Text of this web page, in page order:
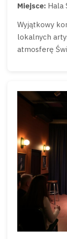
Miejsce: Hala
Wyjątkowy
lokalnych
atmosferę